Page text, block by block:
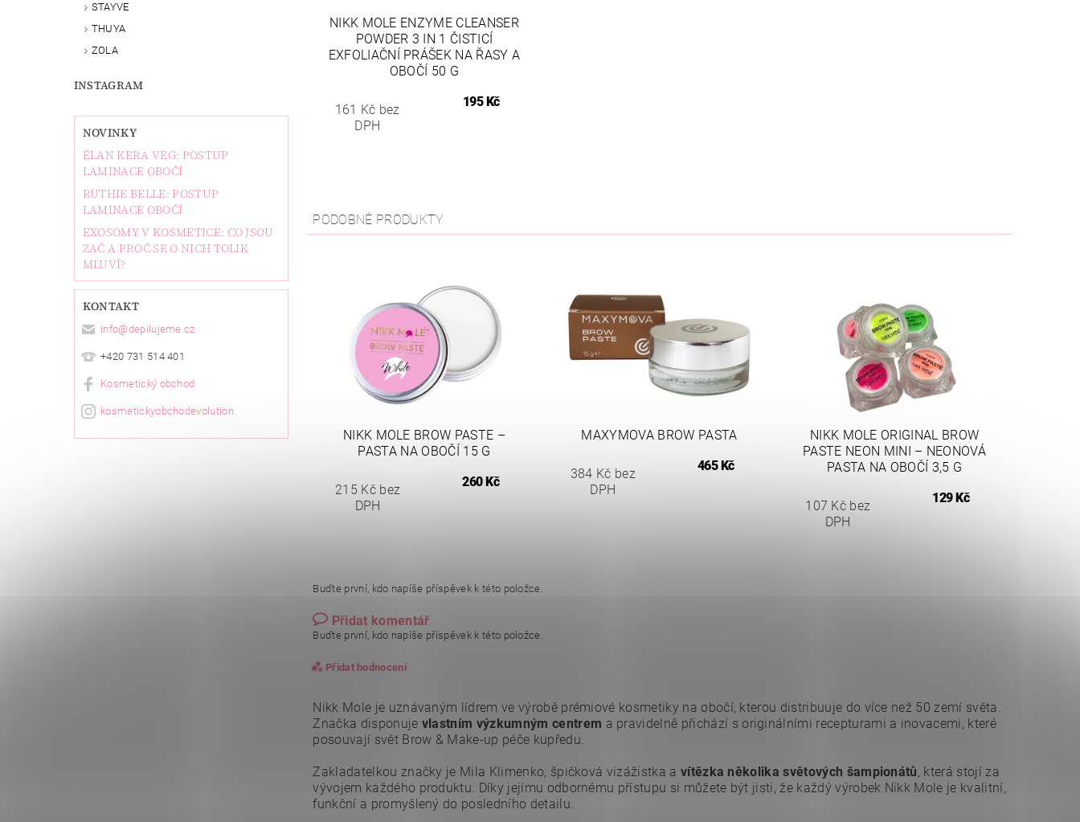
STAYVE
THUYA
ZOLA
INSTAGRAM
NOVINKY
ÉLAN KERA VEG: POSTUP
LAMINACE OBOČÍ
RUTHIE BELLE: POSTUP
LAMINACE OBOČÍ
EXOSOMY V KOSMETICE: CO JSOU
ZAČ A PROČ SE O NICH TOLIK
MLUVÍ?
KONTAKT
info@depilujeme.cz
+420 731 514 401
Kosmetický obchod
kosmetickyobchodevolution
NIKK MOLE ENZYME CLEANSER
POWDER 3 IN 1 ČISTICÍ
EXFOLIAČNÍ PRÁŠEK NA ŘASY A
OBOČÍ 50 G
161 Kč bez
DPH
195 Kč
PODOBNÉ PRODUKTY
NIKK MOLE BROW PASTE –
PASTA NA OBOČÍ 15 G
215 Kč bez
DPH
260 Kč
MAXYMOVA BROW PASTA
384 Kč bez
DPH
465 Kč
NIKK MOLE ORIGINAL BROW
PASTE NEON MINI – NEONOVÁ
PASTA NA OBOČÍ 3,5 G
107 Kč bez
DPH
129 Kč
Buďte první, kdo napíše příspěvek k této položce.
Přidat komentář
Buďte první, kdo napíše příspěvek k této položce.
Přidat hodnocení
Nikk Mole je uznávaným lídrem ve výrobě prémiové kosmetiky na obočí, kterou distribuuje do více než 50 zemí světa.
Značka disponuje vlastním výzkumným centrem a pravidelně přichází s originálními recepturami a inovacemi, které
posouvají svět Brow & Make-up péče kupředu.
Zakladatelkou značky je Mila Klimenko, špičková vizážistka a vítězka několika světových šampionátů, která stojí za
vývojem každého produktu. Díky jejímu odbornému přístupu si můžete být jisti, že každý výrobek Nikk Mole je kvalitní,
funkční a promyšlený do posledního detailu.